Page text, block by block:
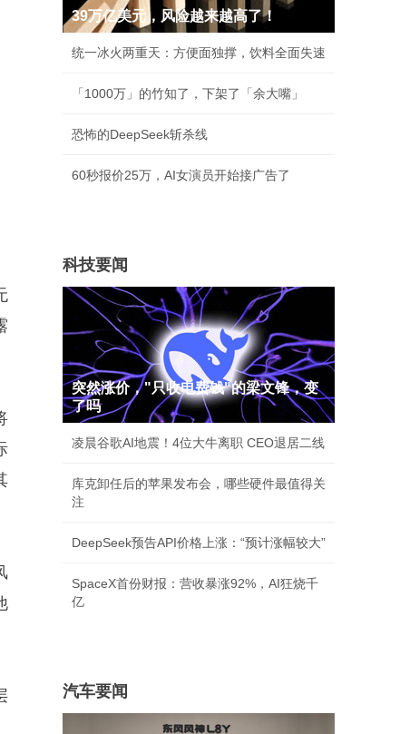
39万亿美元，风险越来越高了！
统一冰火两重天：方便面独撑，饮料全面失速
「1000万」的竹知了，下架了「余大嘴」
恐怖的DeepSeek斩杀线
60秒报价25万，AI女演员开始接广告了
科技要闻
突然涨价，"只收电费钱"的梁文锋，变
了吗
凌晨谷歌AI地震！4位大牛离职 CEO退居二线
库克卸任后的苹果发布会，哪些硬件最值得关
注
DeepSeek预告API价格上涨：“预计涨幅较大”
SpaceX首份财报：营收暴涨92%，AI狂烧千
亿
汽车要闻